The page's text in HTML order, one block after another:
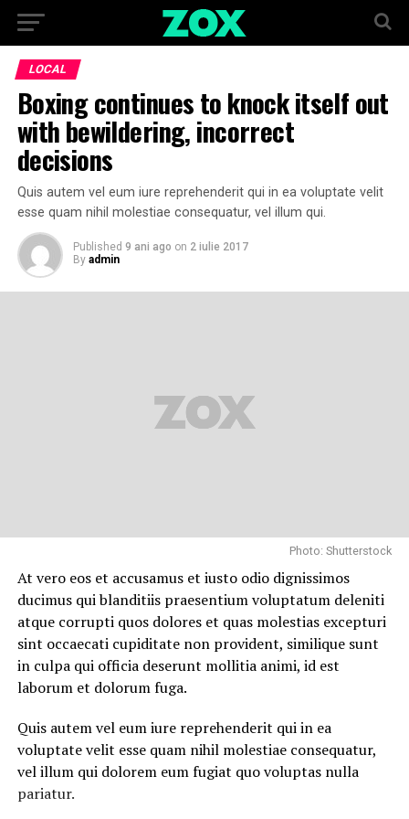
LOCAL
Boxing continues to knock itself out
with bewildering, incorrect
decisions
Quis autem vel eum iure reprehenderit qui in ea voluptate velit
esse quam nihil molestiae consequatur, vel illum qui.
Published 9 ani ago on 2 iulie 2017
By admin
Photo: Shutterstock
At vero eos et accusamus et iusto odio dignissimos
ducimus qui blanditiis praesentium voluptatum deleniti
atque corrupti quos dolores et quas molestias excepturi
sint occaecati cupiditate non provident, similique sunt
in culpa qui officia deserunt mollitia animi, id est
laborum et dolorum fuga.
Quis autem vel eum iure reprehenderit qui in ea
voluptate velit esse quam nihil molestiae consequatur,
vel illum qui dolorem eum fugiat quo voluptas nulla
pariatur.